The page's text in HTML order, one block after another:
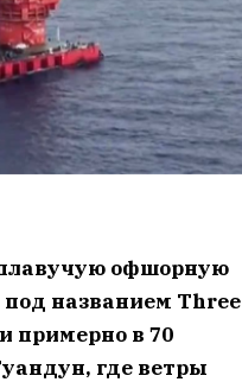
офшорную
названием Three
примерно в 70
где ветры